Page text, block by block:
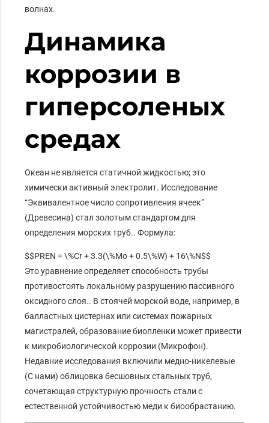
волнах.
Динамика
коррозии в
гиперсоленых
средах
Океан не является статичной жидкостью; это
химически активный электролит. Исследование
“Эквивалентное число сопротивления ячеек”
(Древесина) стал золотым стандартом для
определения морских труб.. Формула:
$$PREN = \%Cr + 3.3(\%Mo + 0.5\%W) + 16\%N$$
Это уравнение определяет способность трубы
противостоять локальному разрушению пассивного
оксидного слоя.. В стоячей морской воде, например, в
балластных цистернах или системах пожарных
магистралей, образование биопленки может привести
к микробиологической коррозии (Микрофон).
Недавние исследования включили медно-никелевые
(С нами) облицовка бесшовных стальных труб,
сочетающая структурную прочность стали с
естественной устойчивостью меди к биообрастанию.